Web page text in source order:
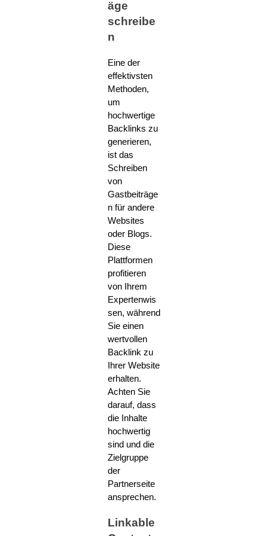
äge
schreibe
n
Eine der
effektivsten
Methoden,
um
hochwertige
Backlinks zu
generieren,
ist das
Schreiben
von
Gastbeiträge
n für andere
Websites
oder Blogs.
Diese
Plattformen
profitieren
von Ihrem
Expertenwis
sen, während
Sie einen
wertvollen
Backlink zu
Ihrer Website
erhalten.
Achten Sie
darauf, dass
die Inhalte
hochwertig
sind und die
Zielgruppe
der
Partnerseite
ansprechen.
Linkable